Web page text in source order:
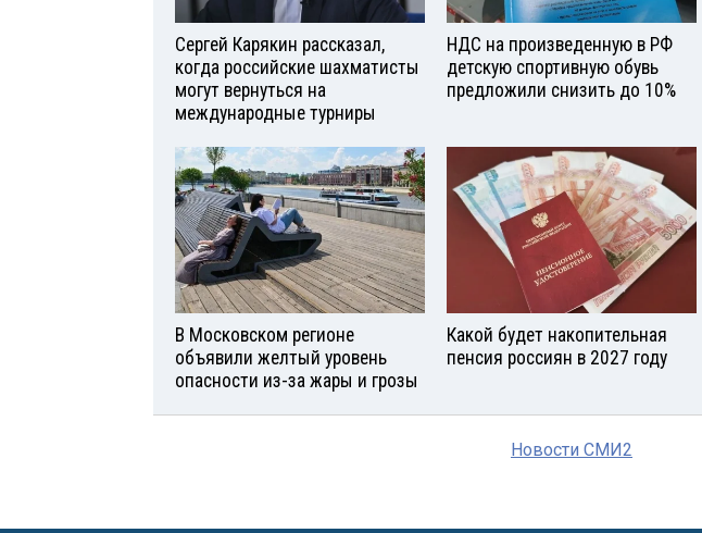
Сергей Карякин рассказал,
когда российские шахматисты
могут вернуться на
международные турниры
НДС на произведенную в РФ
детскую спортивную обувь
предложили снизить до 10%
В Московском регионе
объявили желтый уровень
опасности из-за жары и грозы
Какой будет накопительная
пенсия россиян в 2027 году
Новости СМИ2